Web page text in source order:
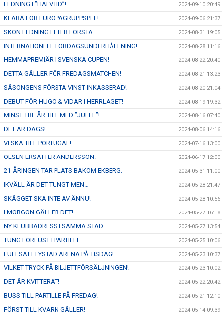
LEDNING I ”HALVTID”! 2024-09-10 20:49
KLARA FÖR EUROPAGRUPPSPEL! 2024-09-06 21:37
SKÖN LEDNING EFTER FÖRSTA. 2024-08-31 19:05
INTERNATIONELL LÖRDAGSUNDERHÅLLNING! 2024-08-28 11:16
HEMMAPREMIÄR I SVENSKA CUPEN! 2024-08-22 20:40
DETTA GÄLLER FÖR FREDAGSMATCHEN! 2024-08-21 13:23
SÄSONGENS FÖRSTA VINST INKASSERAD! 2024-08-20 21:04
DEBUT FÖR HUGO & VIDAR I HERRLAGET! 2024-08-19 19:32
MINST TRE ÅR TILL MED ”JULLE”! 2024-08-16 07:40
DET ÄR DAGS! 2024-08-06 14:16
VI SKA TILL PORTUGAL! 2024-07-16 13:00
OLSEN ERSÄTTER ANDERSSON. 2024-06-17 12:00
21-ÅRINGEN TAR PLATS BAKOM EKBERG. 2024-05-31 11:00
IKVÄLL ÄR DET TUNGT MEN… 2024-05-28 21:47
SKÄGGET SKA INTE AV ÄNNU! 2024-05-28 10:56
I MORGON GÄLLER DET! 2024-05-27 16:18
NY KLUBBADRESS I SAMMA STAD. 2024-05-27 13:54
TUNG FÖRLUST I PARTILLE. 2024-05-25 10:06
FULLSATT I YSTAD ARENA PÅ TISDAG! 2024-05-23 10:37
VILKET TRYCK PÅ BILJETTFÖRSÄLJNINGEN! 2024-05-23 10:02
DET ÄR KVITTERAT! 2024-05-22 20:42
BUSS TILL PARTILLE PÅ FREDAG! 2024-05-21 12:10
FÖRST TILL KVARN GÄLLER! 2024-05-14 09:39